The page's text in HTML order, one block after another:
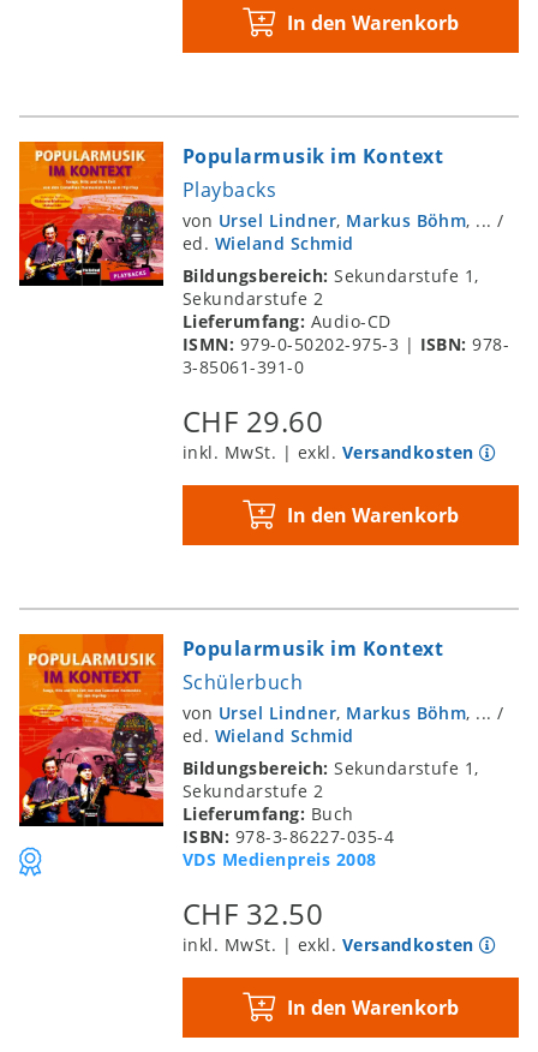
In den Warenkorb
Popularmusik im Kontext
Playbacks
von Ursel Lindner, Markus Böhm, ... /
ed. Wieland Schmid
Bildungsbereich:Sekundarstufe 1,
Sekundarstufe 2
Lieferumfang: Audio-CD
ISMN: 979-0-50202-975-3 | ISBN:978-
3-85061-391-0
CHF 29.60
inkl. MwSt. | exkl. Versandkosten
In den Warenkorb
Popularmusik im Kontext
Schülerbuch
von Ursel Lindner, Markus Böhm, ... /
ed. Wieland Schmid
Bildungsbereich:Sekundarstufe 1,
Sekundarstufe 2
Lieferumfang: Buch
ISBN: 978-3-86227-035-4
VDS Medienpreis 2008
CHF 32.50
inkl. MwSt. | exkl. Versandkosten
In den Warenkorb